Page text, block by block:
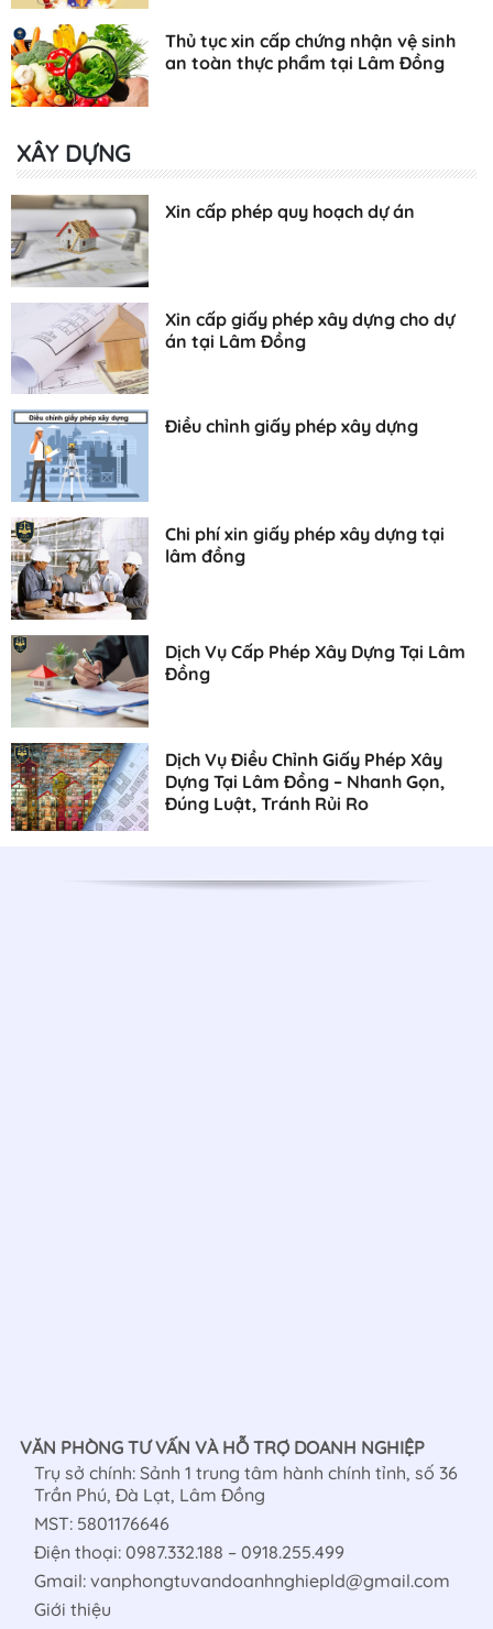
Thủ tục xin cấp chứng nhận vệ sinh
an toàn thực phẩm tại Lâm Đồng
XÂY DỰNG
Xin cấp phép quy hoạch dự án
Xin cấp giấy phép xây dựng cho dự
án tại Lâm Đồng
Điều chỉnh giấy phép xây dựng
Chi phí xin giấy phép xây dựng tại
lâm đồng
Dịch Vụ Cấp Phép Xây Dựng Tại Lâm
Đồng
Dịch Vụ Điều Chỉnh Giấy Phép Xây
Dựng Tại Lâm Đồng – Nhanh Gọn,
Đúng Luật, Tránh Rủi Ro
VĂN PHÒNG TƯ VẤN VÀ HỖ TRỢ DOANH NGHIỆP
Trụ sở chính: Sảnh 1 trung tâm hành chính tỉnh, số 36
Trần Phú, Đà Lạt, Lâm Đồng
MST: 5801176646
Điện thoại: 0987.332.188 – 0918.255.499
Gmail: vanphongtuvandoanhnghiepld@gmail.com
Giới thiệu